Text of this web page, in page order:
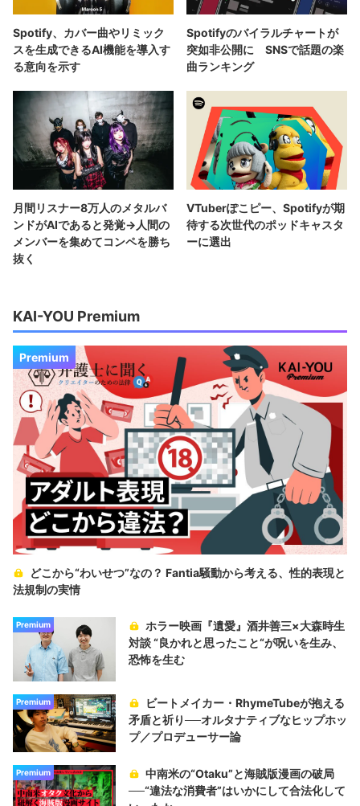
Spotify、カバー曲やリミック
スを生成できるAI機能を導入す
る意向を示す
Spotifyのバイラルチャートが
突如非公開に SNSで話題の楽
曲ランキング
月間リスナー8万人のメタルバ
ンドがAIであると発覚→人間の
メンバーを集めてコンペを勝ち
抜く
VTuberぽこピー、Spotifyが期
待する次世代のポッドキャスタ
ーに選出
KAI-YOU Premium
Premium
どこから“わいせつ”なの？ Fantia騒動から考える、性的表現と
法規制の実情
Premium
ホラー映画『遺愛』酒井善三×大森時生
対談 “良かれと思ったこと“が呪いを生み、
恐怖を生む
Premium
ビートメイカー・RhymeTubeが抱える
矛盾と祈り──オルタナティブなヒップホッ
プ／プロデューサー論
Premium
中南米の“Otaku”と海賊版漫画の破局
──“違法な消費者”はいかにして合法化して